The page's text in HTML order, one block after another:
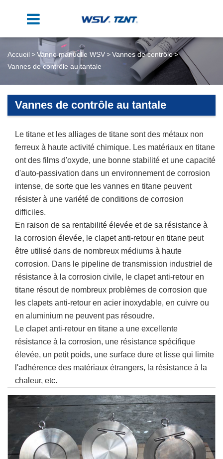
Accueil Vanne manuelle WSV
Vannes de contrôle
Vannes de contrôle au tantale
Vannes de contrôle au tantale
Le titane et les alliages de titane sont des métaux non
ferreux à haute activité chimique. Les matériaux en titane
ont des films d'oxyde, une bonne stabilité et une capacité
d'auto-passivation dans un environnement de corrosion
intense, de sorte que les vannes en titane peuvent
résister à une variété de conditions de corrosion
difficiles.
En raison de sa rentabilité élevée et de sa résistance à
la corrosion élevée, le clapet anti-retour en titane peut
être utilisé dans de nombreux médiums à haute
corrosion. Dans le pipeline de transmission industriel de
résistance à la corrosion civile, le clapet anti-retour en
titane résout de nombreux problèmes de corrosion que
les clapets anti-retour en acier inoxydable, en cuivre ou
en aluminium ne peuvent pas résoudre.
Le clapet anti-retour en titane a une excellente
résistance à la corrosion, une résistance spécifique
élevée, un petit poids, une surface dure et lisse qui limite
l'adhérence des matériaux étrangers, la résistance à la
chaleur, etc.